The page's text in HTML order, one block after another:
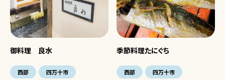
御料理 良水
西部 四万十市
季節料理たにぐち
西部 四万十市